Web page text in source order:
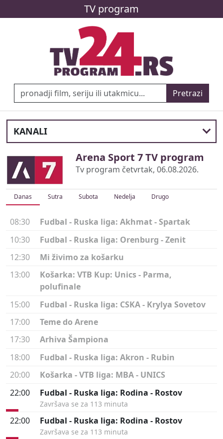
TV program
Pretrazi
KANALI
Arena Sport 7 TV program
Tv program četvrtak, 06.08.2026.
Danas Sutra Subota Nedelja Drugo
08:30
Fudbal - Ruska liga: Akhmat - Spartak
10:30
Fudbal - Ruska liga: Orenburg - Zenit
12:30
Mi živimo za košarku
13:00
Košarka: VTB Kup: Unics - Parma,
polufinale
15:00
Fudbal - Ruska liga: CSKA - Krylya Sovetov
17:00
Teme do Arene
17:30
Arhiva Šampiona
18:00
Fudbal - Ruska liga: Akron - Rubin
20:00
Košarka - VTB liga: MBA - UNICS
22:00
Fudbal - Ruska liga: Rodina - Rostov
Završava se za 113 minuta
22:00 Fudbal - Ruska liga: Rodina - Rostov
Završava se za 113 minuta